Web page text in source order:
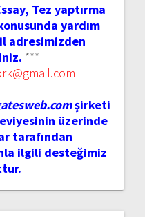
Tez yaptırma
yardım
adresimizden
***
şirketi
üzerinde
tarafından
ilgili desteğimiz